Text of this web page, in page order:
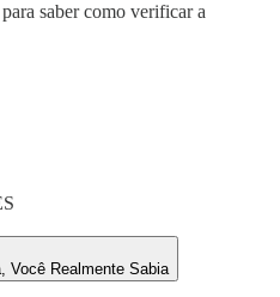
saber como verificar a
Você Realmente Sabia